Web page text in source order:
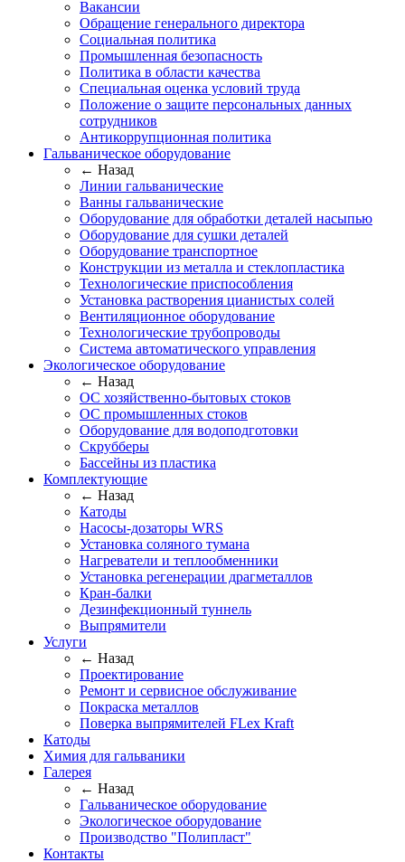
Вакансии
Обращение генерального директора
Социальная политика
Промышленная безопасность
Политика в области качества
Специальная оценка условий труда
Положение о защите персональных данных
сотрудников
Антикоррупционная политика
Гальваническое оборудование
← Назад
Линии гальванические
Ванны гальванические
Оборудование для обработки деталей насыпью
Оборудование для сушки деталей
Оборудование транспортное
Конструкции из металла и стеклопластика
Технологические приспособления
Установка растворения цианистых солей
Вентиляционное оборудование
Технологические трубопроводы
Система автоматического управления
Экологическое оборудование
← Назад
ОС хозяйственно-бытовых стоков
ОС промышленных стоков
Оборудование для водоподготовки
Скрубберы
Бассейны из пластика
Комплектующие
← Назад
Катоды
Насосы-дозаторы WRS
Установка соляного тумана
Нагреватели и теплообменники
Установка регенерации драгметаллов
Кран-балки
Дезинфекционный туннель
Выпрямители
Услуги
← Назад
Проектирование
Ремонт и сервисное обслуживание
Покраска металлов
Поверка выпрямителей FLex Kraft
Катоды
Химия для гальваники
Галерея
← Назад
Гальваническое оборудование
Экологическое оборудование
Производство "Полипласт"
Контакты